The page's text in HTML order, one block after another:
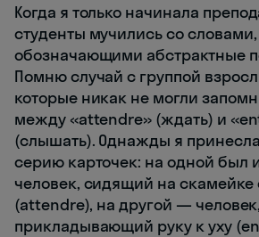
Когда я только начинала
студенты мучились со словами,
обозначающими абстрактные
Помню случай с группой
которые никак не могли
между «attendre» (ждать) и
(слышать). Однажды я
серию карточек: на одной был
человек, сидящий на скамейке
(attendre), на другой — человек,
прикладывающий руку к уху